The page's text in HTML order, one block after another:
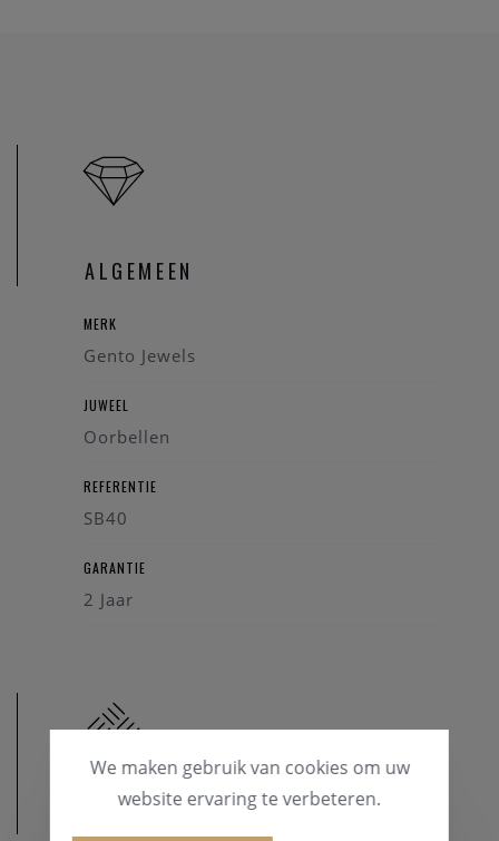
ALGEMEEN
MERK
Gento Jewels
JUWEEL
Oorbellen
REFERENTIE
SB40
GARANTIE
2 Jaar
We maken gebruik van cookies om uw
website ervaring te verbeteren.